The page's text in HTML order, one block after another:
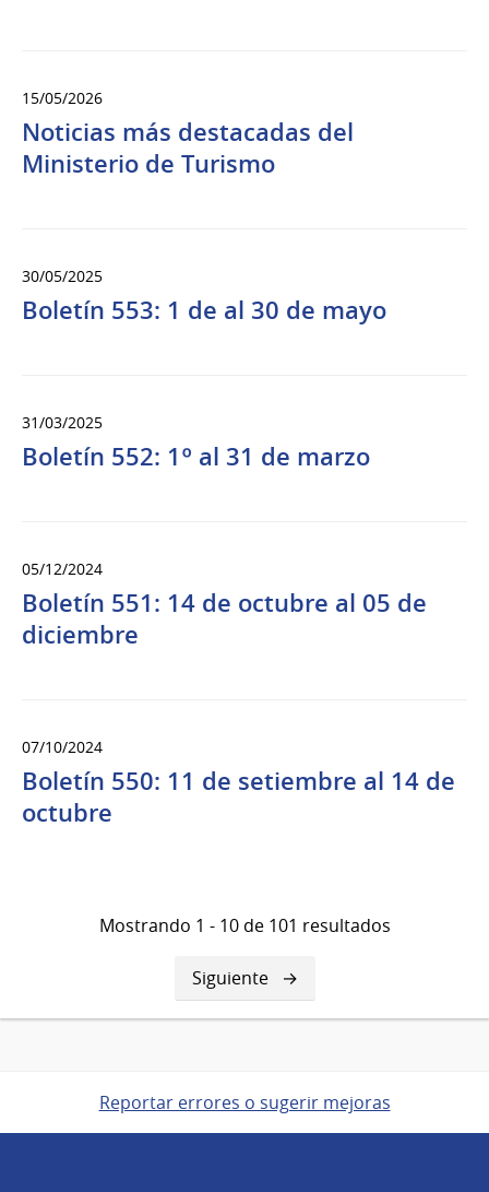
15/05/2026
Noticias más destacadas del
Ministerio de Turismo
30/05/2025
Boletín 553: 1 de al 30 de mayo
31/03/2025
Boletín 552: 1º al 31 de marzo
05/12/2024
Boletín 551: 14 de octubre al 05 de
diciembre
07/10/2024
Boletín 550: 11 de setiembre al 14 de
octubre
Mostrando 1 - 10 de 101 resultados
Siguiente
página
Siguiente
Reportar errores o sugerir mejoras